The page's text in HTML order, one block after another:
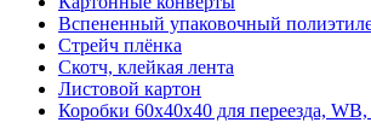
Вспененный упаковочный
Стрейч плёнка
Скотч, клейкая лента
Листовой картон
Коробки 60х40х40 для переезда,